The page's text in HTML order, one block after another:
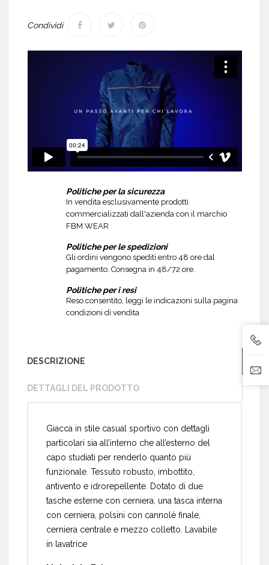
Condividi
Politiche per la sicurezza
In vendita esclusivamente prodotti
commercializzati dall'azienda con il marchio
FBM WEAR
Politiche per le spedizioni
Gli ordini vengono spediti entro 48 ore dal
pagamento. Consegna in 48/72 ore.
Politiche per i resi
Reso consentito, leggi le indicazioni sulla pagina
condizioni di vendita
DESCRIZIONE
DETTAGLI DEL PRODOTTO
Giacca in stile casual sportivo con dettagli
particolari sia all’interno che all’esterno del
capo studiati per renderlo quanto più
funzionale. Tessuto robusto, imbottito,
antivento e idrorepellente. Dotato di due
tasche esterne con cerniera, una tasca interna
con cerniera, polsini con cannolè finale,
cerniera centrale e mezzo colletto. Lavabile
in lavatrice